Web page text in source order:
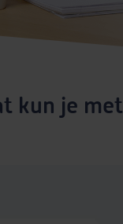
kun je